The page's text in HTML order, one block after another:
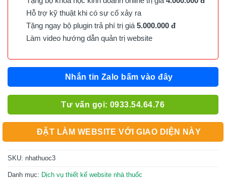
Hỗ trợ kỹ thuật khi có sự cố xảy ra
Tặng ngay bộ plugin trả phí trị giá 5.000.000 đ
Làm video hướng dẫn quản trị website
Nhắn tin Zalo bấm vào đây
Tư vấn gọi: 0933.54.64.76
ĐẶT LÀM WEBSITE VỚI GIAO DIỆN NÀY
SKU: nhathuoc3
Danh mục: Dịch vụ thiết kế website nhà thuốc